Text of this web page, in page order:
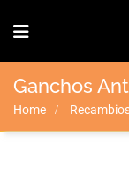
Ganchos
Home